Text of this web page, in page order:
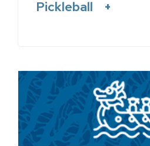
Pickleball